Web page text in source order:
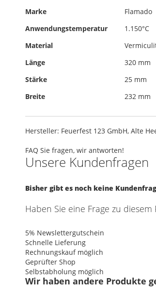
Marke
Flamado
Anwendungstemperatur
1.150°C
Material
Länge
320 mm
Stärke
25 mm
Breite
232 mm
Hersteller: Feuerfest 123 GmbH, Alte
FAQ Sie fragen, wir antworten!
Unsere Kundenfragen
Bisher gibt es noch keine
Haben Sie eine Frage zu diesem
5% Newslettergutschein
Schnelle Lieferung
Rechnungskauf möglich
Geprüfter Shop
Selbstabholung möglich
Wir haben andere Produkte